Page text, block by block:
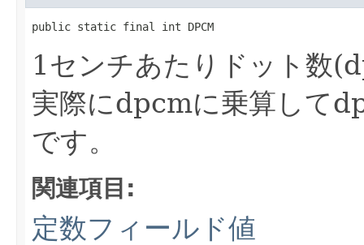
public static final int DPCM
1センチあたりドット数
実際にdpcmに乗算して
です。
関連項目:
定数フィールド値